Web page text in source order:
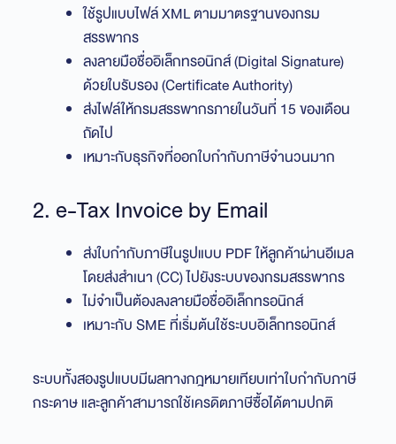
ใช้รูปแบบไฟล์ XML ตามมาตรฐานของกรม
สรรพากร
ลงลายมือชื่ออิเล็กทรอนิกส์ (Digital Signature)
ด้วยใบรับรอง (Certificate Authority)
ส่งไฟล์ให้กรมสรรพากรภายในวันที่ 15 ของเดือน
ถัดไป
เหมาะกับธุรกิจที่ออกใบกำกับภาษีจำนวนมาก
2. e-Tax Invoice by Email
ส่งใบกำกับภาษีในรูปแบบ PDF ให้ลูกค้าผ่านอีเมล
โดยส่งสำเนา (CC) ไปยังระบบของกรมสรรพากร
ไม่จำเป็นต้องลงลายมือชื่ออิเล็กทรอนิกส์
เหมาะกับ SME ที่เริ่มต้นใช้ระบบอิเล็กทรอนิกส์
ระบบทั้งสองรูปแบบมีผลทางกฎหมายเทียบเท่าใบกำกับภาษี
กระดาษ และลูกค้าสามารถใช้เครดิตภาษีซื้อได้ตามปกติ